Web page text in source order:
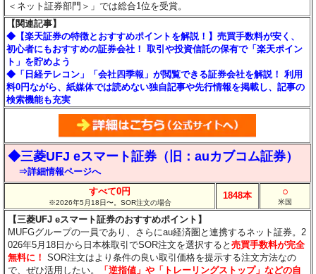
＜ネット証券部門＞」では総合1位を受賞。
【関連記事】
◆【楽天証券の特徴とおすすめポイントを解説！】売買手数料が安く、
初心者にもおすすめの証券会社！ 取引や投資信託の保有で「楽天ポイン
ト」を貯めよう
◆「日経テレコン」「会社四季報」が閲覧できる証券会社を解説！ 利用
料0円ながら、紙媒体では読めない独自記事や先行情報を掲載し、記事の
検索機能も充実
◆三菱UFJ eスマート証券（旧：auカブコム証券）
⇒詳細情報ページへ
すべて0円
※2026年5月18日〜。SOR注文の場合
1848本 ○
米国
【三菱UFJ eスマート証券のおすすめポイント】
MUFGグループの一員であり、さらにau経済圏と連携するネット証券。2
026年5月18日から日本株取引でSOR注文を選択すると売買手数料が完全
無料に！ SOR注文はより条件の良い取引価格を提示する注文方法なの
で、ぜひ活用したい。
「逆指値」や「トレーリングストップ」などの自